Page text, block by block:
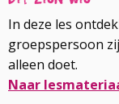
In deze les
groepspersoon
alleen doet.
Naar